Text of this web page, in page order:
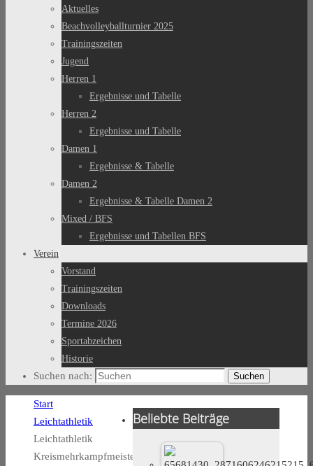
Aktuelles
Beachvolleyballturnier 2025
Trainingszeiten
Jugend
Herren 1
Ergebnisse und Tabelle
Herren 2
Ergebnisse und Tabelle
Damen 1
Ergebnisse & Tabelle
Damen 2
Ergebnisse & Tabelle Damen 2
Mixed / BFS
Ergebnisse und Tabellen BFS
Verein
Vorstand
Trainingszeiten
Downloads
Termine 2026
Sportabzeichen
Historie
Suchen nach: Suchen
Start
Leichtathletik
Leichtathletik
Kreismehrkampfmeisterschaften
Beliebte Beiträge